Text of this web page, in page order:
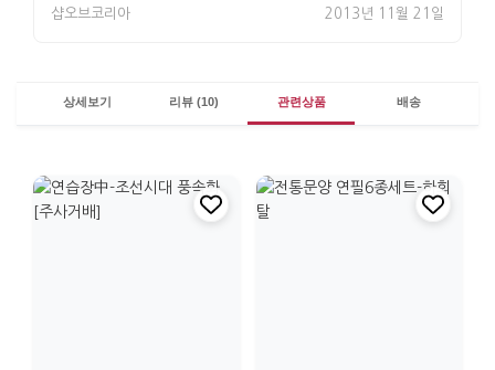
샵오브코리아 2013년 11월 21일
상세보기 리뷰 (10) 관련상품 배송